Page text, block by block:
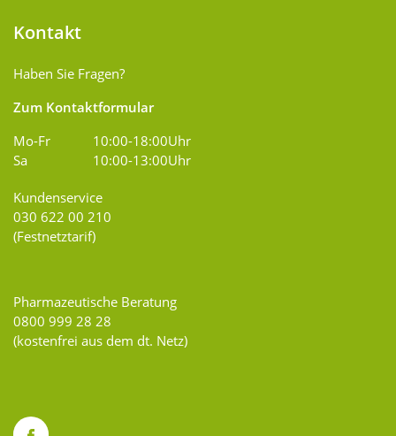
Kontakt
Haben Sie Fragen?
Zum Kontaktformular
Mo-Fr
10:00-18:00Uhr
Sa
10:00-13:00Uhr
Kundenservice
030 622 00 210
(Festnetztarif)
Pharmazeutische Beratung
0800 999 28 28
(kostenfrei aus dem dt. Netz)